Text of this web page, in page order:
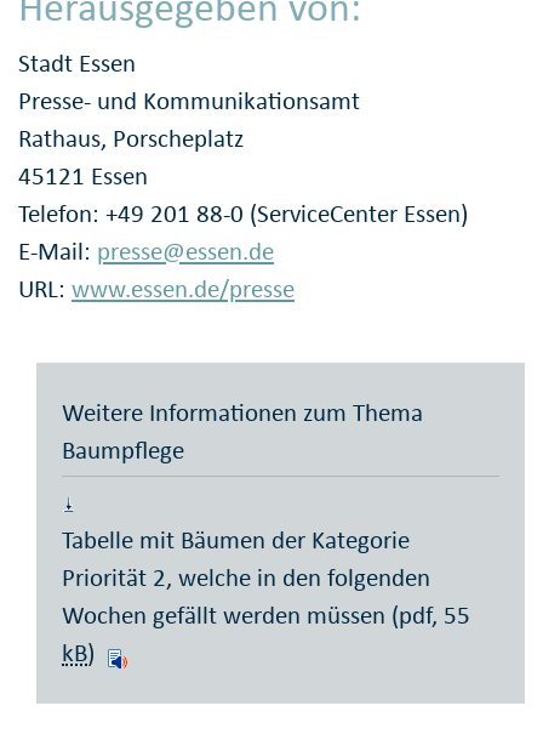
Stadt Essen
Presse- und Kommunikationsamt
Rathaus, Porscheplatz
45121 Essen
Telefon: +49 201 88-0 (ServiceCenter Essen)
E-Mail: presse@essen.de
URL: www.essen.de/presse
Weitere Informationen zum Thema
Baumpflege
Tabelle mit Bäumen der Kategorie
Priorität 2, welche in den folgenden
Wochen gefällt werden müssen (pdf, 55
kB)